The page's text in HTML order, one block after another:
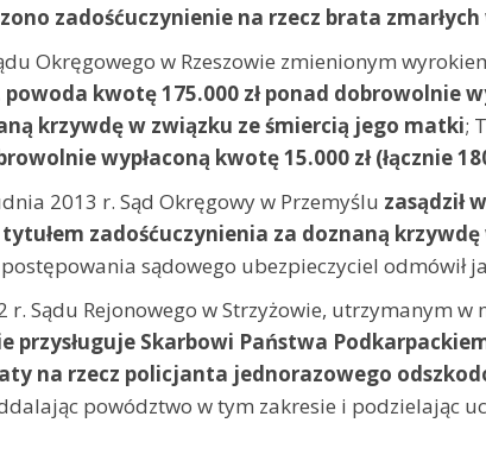
zadośćuczynienie na rzecz brata zmarłych
Okręgowego w Rzeszowie zmienionym
powoda kwotę 175.000 zł ponad dobrowolnie
krzywdę w związku ze śmiercią jego matki;
wypłaconą kwotę 15.000 zł (łącznie
2013 r. Sąd Okręgowy w Przemyślu zasądził
zadośćuczynienia za doznaną
sądowego ubezpieczyciel odmówił
Sądu Rejonowego w Strzyżowie, utrzymanym w
przysługuje Skarbowi Państwa
na rzecz policjanta jednorazowego
powództwo w tym zakresie i podzielając